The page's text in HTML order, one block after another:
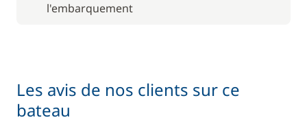
l'embarquement
Les avis de nos clients sur ce
bateau